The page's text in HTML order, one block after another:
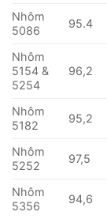
Nhôm
5086
95.4
Nhôm
5154 &
5254
96,2
Nhôm
5182
95,2
Nhôm
5252
97,5
Nhôm
5356
94,6